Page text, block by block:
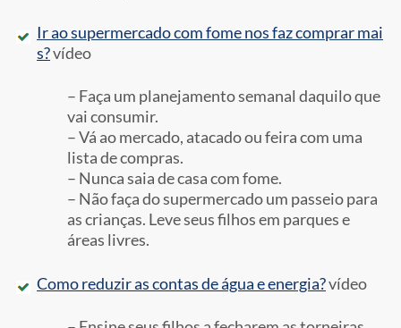
Ir ao supermercado com fome nos faz comprar mai
s?vídeo
– Faça um planejamento semanal daquilo que
vai consumir.
– Vá ao mercado, atacado ou feira com uma
lista de compras.
– Nunca saia de casa com fome.
– Não faça do supermercado um passeio para
as crianças. Leve seus filhos em parques e
áreas livres.
Como reduzir as contas de água e energia?vídeo